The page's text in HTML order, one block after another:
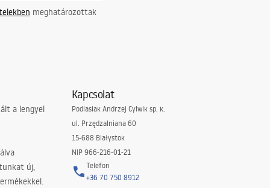
meghatározottak
a lengyel
új,
Kapcsolat
Podlasiak Andrzej Cylwik sp. k.
ul. Przędzalniana 60
15-688 Białystok
NIP 966-216-01-21
Telefon
+36 70 750 8912